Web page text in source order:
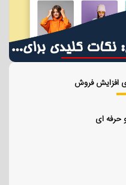
افزایش فروش
حرفه ای